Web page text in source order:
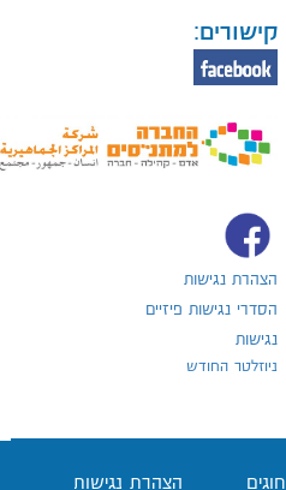
קישורים:
הצהרת נגישות
הסדרי נגישות פיזיים
נגישות
ניוזלטר החודש
חוגים הצהרת נגישות